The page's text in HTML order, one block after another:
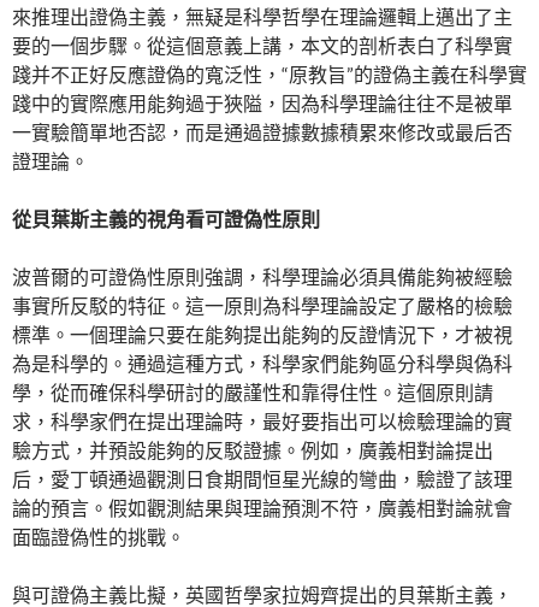
來推理出證偽主義，無疑是科學哲學在理論邏輯上邁出了主
要的一個步驟。從這個意義上講，本文的剖析表白了科學實
踐并不正好反應證偽的寬泛性，“原教旨”的證偽主義在科學實
踐中的實際應用能夠過于狹隘，因為科學理論往往不是被單
一實驗簡單地否認，而是通過證據數據積累來修改或最后否
證理論。
從貝葉斯主義的視角看可證偽性原則
波普爾的可證偽性原則強調，科學理論必須具備能夠被經驗
事實所反駁的特征。這一原則為科學理論設定了嚴格的檢驗
標準。一個理論只要在能夠提出能夠的反證情況下，才被視
為是科學的。通過這種方式，科學家們能夠區分科學與偽科
學，從而確保科學研討的嚴謹性和靠得住性。這個原則請
求，科學家們在提出理論時，最好要指出可以檢驗理論的實
驗方式，并預設能夠的反駁證據。例如，廣義相對論提出
后，愛丁頓通過觀測日食期間恒星光線的彎曲，驗證了該理
論的預言。假如觀測結果與理論預測不符，廣義相對論就會
面臨證偽性的挑戰。
與可證偽主義比擬，英國哲學家拉姆齊提出的貝葉斯主義，